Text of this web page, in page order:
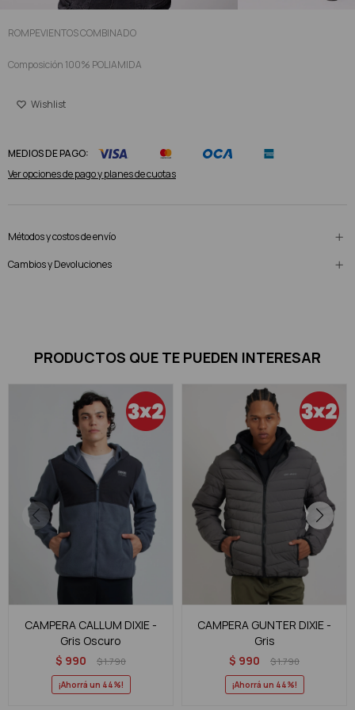
ROMPEVIENTOS COMBINADO
Composición 100% POLIAMIDA
MEDIOS DE PAGO:
Ver opciones de pago y planes de cuotas
Métodos y costos de envío
Cambios y Devoluciones
PRODUCTOS QUE TE PUEDEN INTERESAR
CAMPERA CALLUM DIXIE -
Gris Oscuro
$ 990 $1.790
44
CAMPERA GUNTER DIXIE -
Gris
$ 990 $1.790
44